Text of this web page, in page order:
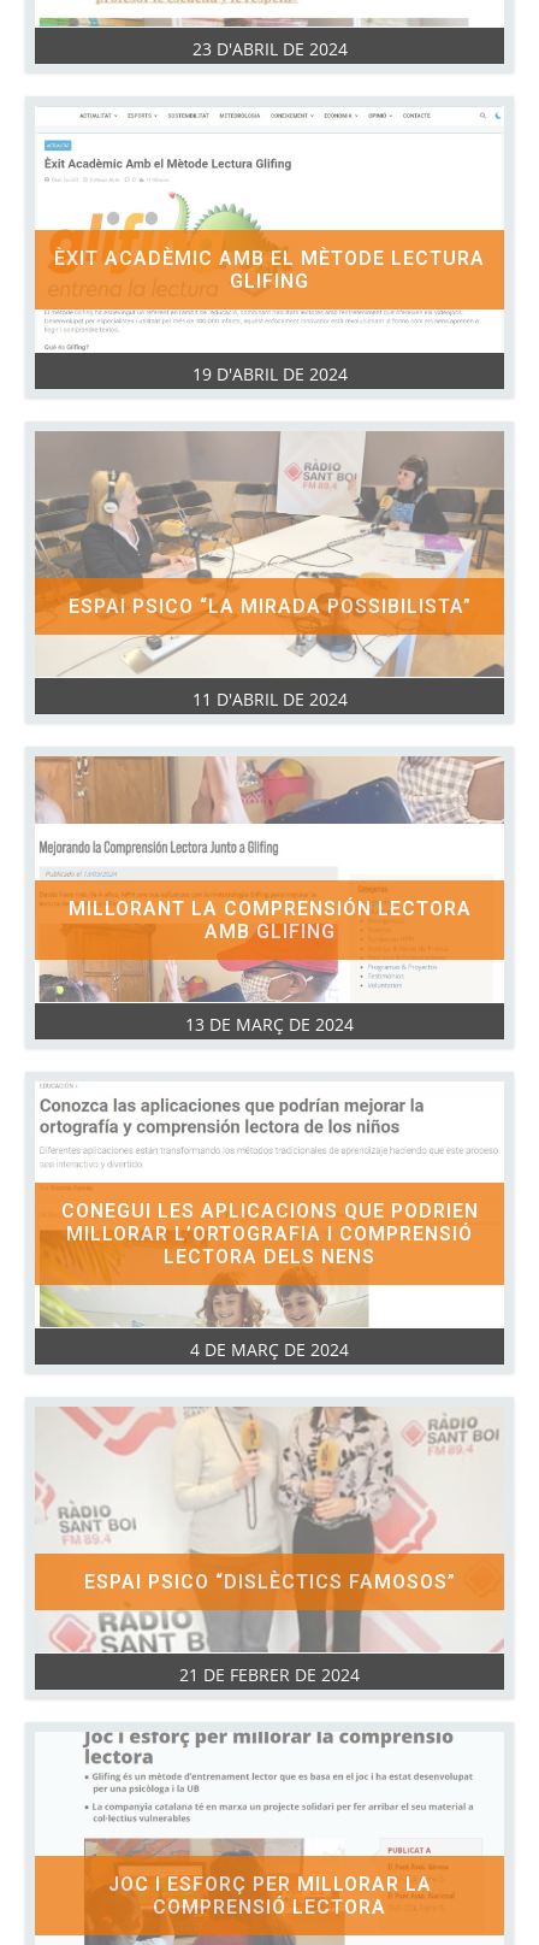
23 D'ABRIL DE 2024
19 D'ABRIL DE 2024
ÈXIT ACADÈMIC AMB EL MÈTODE LECTURA
GLIFING
11 D'ABRIL DE 2024
ESPAI PSICO “LA MIRADA POSSIBILISTA”
13 DE MARÇ DE 2024
MILLORANT LA COMPRENSIÓN LECTORA
AMB GLIFING
4 DE MARÇ DE 2024
CONEGUI LES APLICACIONS QUE PODRIEN
MILLORAR L’ORTOGRAFIA I COMPRENSIÓ
LECTORA DELS NENS
21 DE FEBRER DE 2024
ESPAI PSICO “DISLÈCTICS FAMOSOS”
JOC I ESFORÇ PER MILLORAR LA
COMPRENSIÓ LECTORA